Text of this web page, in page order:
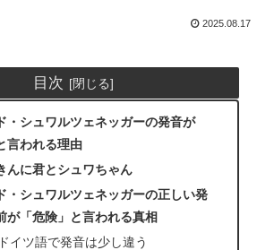
2025.08.17
目次
・シュワルツェネッガーの発音が
言われる理由
んに君とシュワちゃん
・シュワルツェネッガーの正しい発
が「危険」と言われる真相
イツ語で発音は少し違う